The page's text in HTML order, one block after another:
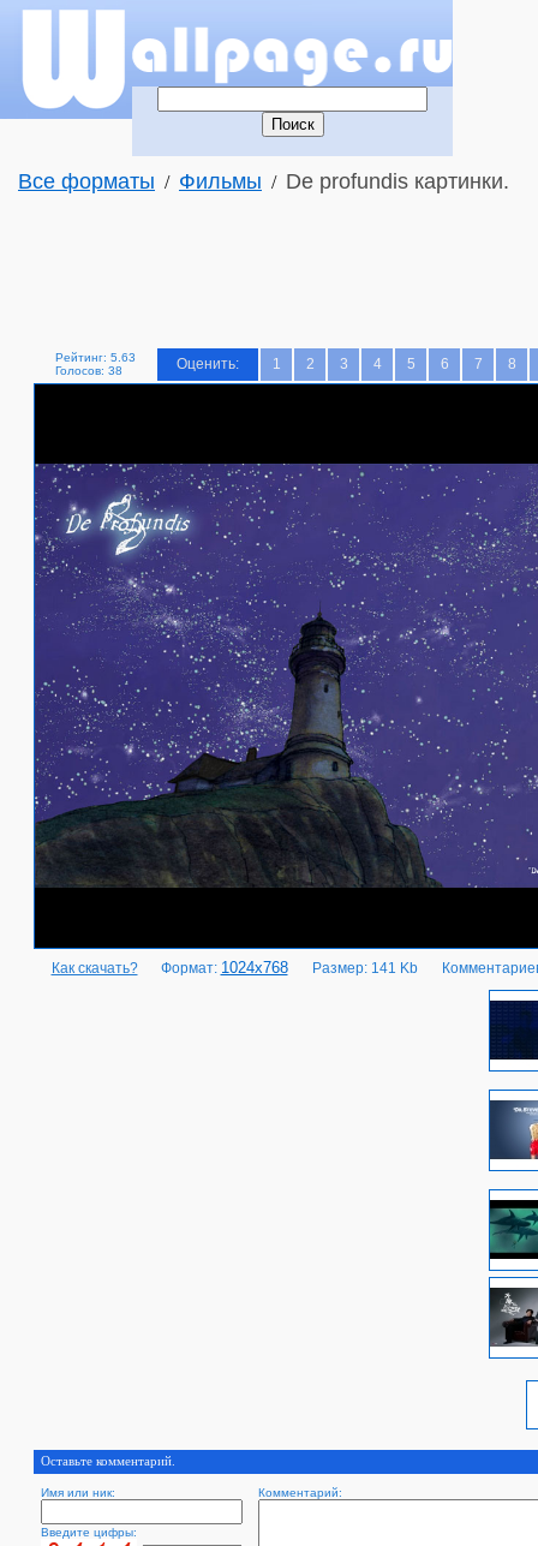
Все форматы / Фильмы / De profundis картинки.
Рейтинг: 5.63
Голосов: 38
Оценить: 1 2 3 4 5 6 7 8
Как скачать? Формат: 1024x768 Размер: 141 Kb
Оставьте комментарий.
Имя или ник: Комментарий:
Введите цифры: